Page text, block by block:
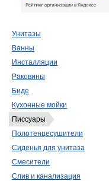
Унитазы
Ванны
Инсталляции
Раковины
Биде
Кухонные мойки
Писсуары
Полотенцесушители
Сиденья для унитаза
Смесители
Слив и канализация